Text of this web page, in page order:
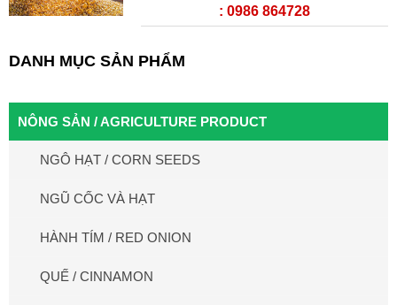
: 0986 864728
DANH MỤC SẢN PHẨM
NÔNG SẢN / AGRICULTURE PRODUCT
NGÔ HẠT / CORN SEEDS
NGŨ CỐC VÀ HẠT
HÀNH TÍM / RED ONION
QUẾ / CINNAMON